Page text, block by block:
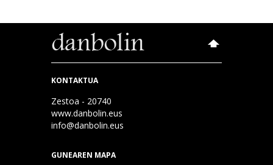
KONTAKTUA
Zestoa - 20740
www.danbolin.eus
info@danbolin.eus
GUNEAREN MAPA